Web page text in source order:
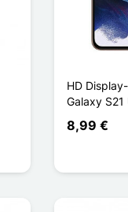
HD
Galaxy S21
8,99 €